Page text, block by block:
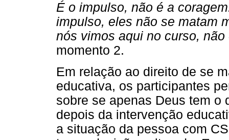
É o impulso, não é a
impulso, eles não se matam
nós vimos aqui no curso,
momento 2.
Em relação ao direito de se
educativa, os participantes
sobre se apenas Deus tem o
depois da intervenção
a situação da pessoa com